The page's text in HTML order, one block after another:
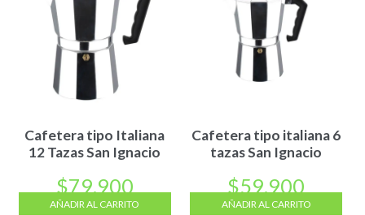
Cafetera tipo Italiana
12 Tazas San Ignacio
$79.900
AÑADIR AL CARRITO
Cafetera tipo italiana 6
tazas San Ignacio
$59.900
AÑADIR AL CARRITO